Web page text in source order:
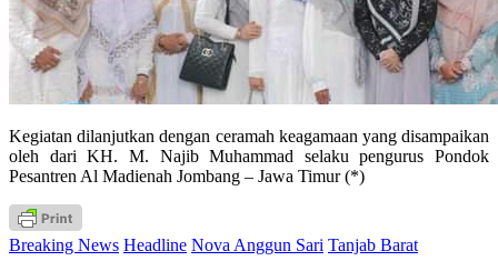
Kegiatan dilanjutkan dengan ceramah keagamaan yang disampaikan
oleh dari KH. M. Najib Muhammad selaku pengurus Pondok
Pesantren Al Madienah Jombang – Jawa Timur (*)
Breaking News Headline Nova Anggun Sari Tanjab Barat